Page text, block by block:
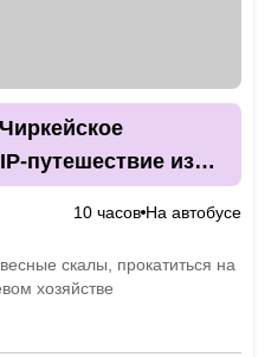
путешествие из
10 часов На автобусе
скалы, прокатиться на
хозяйстве